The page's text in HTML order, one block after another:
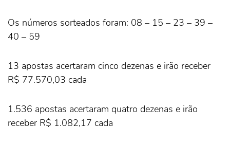
Os números sorteados foram: 08 – 15 – 23 – 39 –
40 – 59
13 apostas acertaram cinco dezenas e irão receber
R$ 77.570,03 cada
1.536 apostas acertaram quatro dezenas e irão
receber R$ 1.082,17 cada